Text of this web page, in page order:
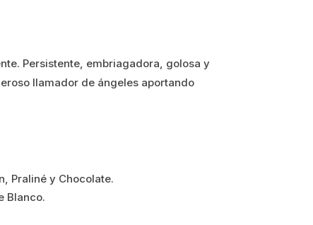
Persistente, embriagadora, golosa y
llamador de ángeles aportando
Praliné y Chocolate.
Blanco.